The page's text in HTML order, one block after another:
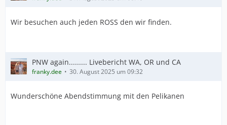
Wir besuchen auch jeden ROSS den wir finden.
PNW again......... Livebericht WA, OR und CA
franky.dee 30. August 2025 um 09:32
Wunderschöne Abendstimmung mit den Pelikanen